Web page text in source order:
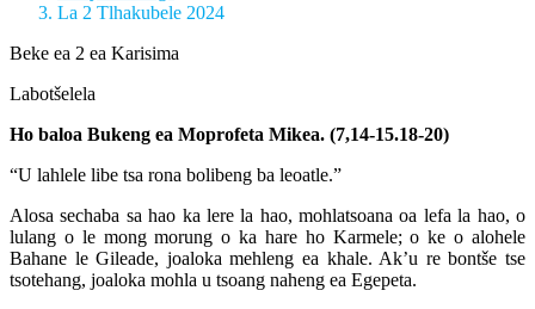
La 2 Tlhakubele 2024
Beke ea 2 ea Karisima
Labotšelela
Ho baloa Bukeng ea Moprofeta Mikea. (7,14-15.18-20)
“U lahlele libe tsa rona bolibeng ba leoatle.”
Alosa sechaba sa hao ka lere la hao, mohlatsoana oa lefa la hao, o
lulang o le mong morung o ka hare ho Karmele; o ke o alohele
Bahane le Gileade, joaloka mehleng ea khale. Ak’u re bontše tse
tsotehang, joaloka mohla u tsoang naheng ea Egepeta.